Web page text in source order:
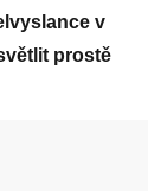
v
prostě